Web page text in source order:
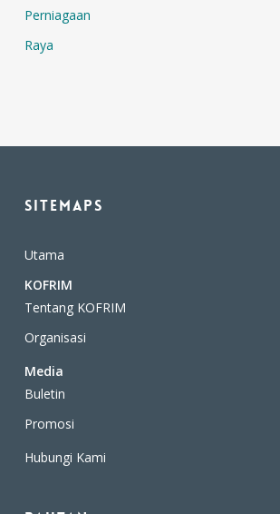
Perniagaan
Raya
Sitemaps
Utama
KOFRIM
Tentang KOFRIM
Organisasi
Media
Buletin
Promosi
Hubungi Kami